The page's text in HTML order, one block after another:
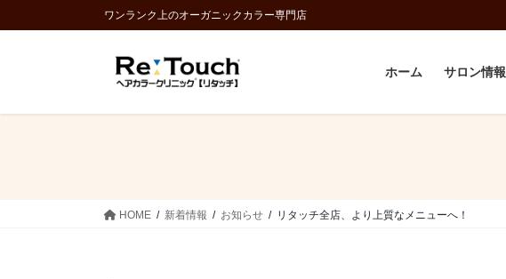
ン
に
ビ
ョ
ワンランク上のオーガニックカラー専門店
ホーム サロン情報
HOME 新着情報 お知らせ リタッチ全店、より上質なメニューへ！